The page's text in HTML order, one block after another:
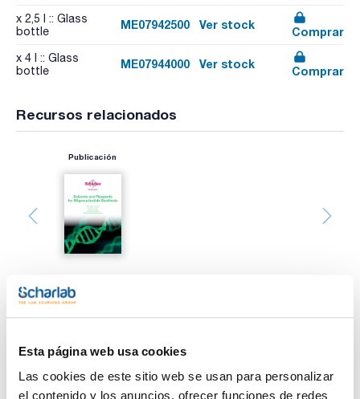
Esta página web usa cookies
Las cookies de este sitio web se usan para personalizar
el contenido y los anuncios, ofrecer funciones de redes
x 2,5 l :: Glass
bottle
ME07942500 Ver stock
Comprar
x 4 l :: Glass
bottle
ME07944000 Ver stock
Comprar
Recursos relacionados
Publicación